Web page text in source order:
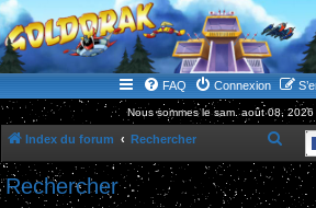
WWW.GOLDORAKGO.COM
le site de la Lune Rouge
FAQ Connexion
Nous sommes le sam. août 08,
Index du forum Rechercher
e
c
Rechercher